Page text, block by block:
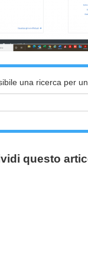
una ricerca per
questo